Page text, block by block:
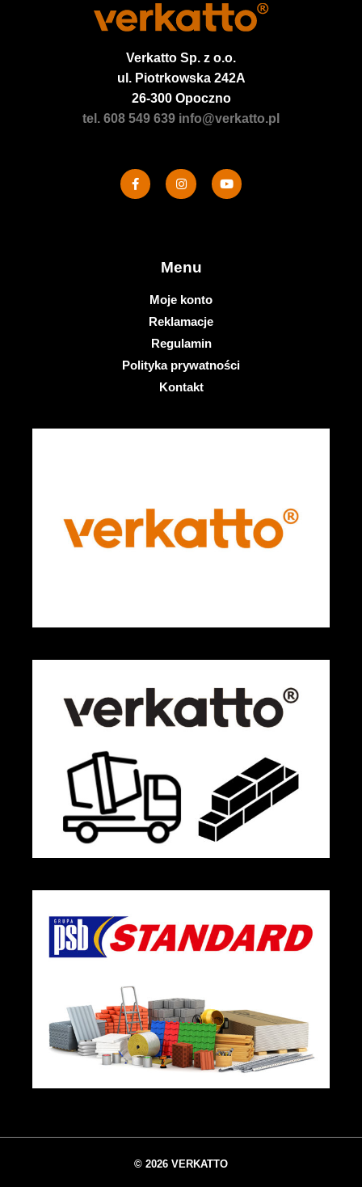
Verkatto Sp. z o.o.
ul. Piotrkowska 242A
26-300 Opoczno
tel. 608 549 639 info@verkatto.pl
Menu
Moje konto
Reklamacje
Regulamin
Polityka prywatności
Kontakt
© 2026 VERKATTO